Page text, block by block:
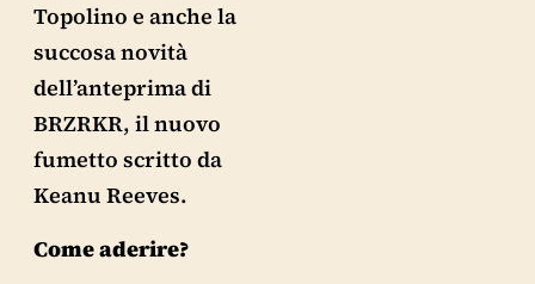
Topolino e anche la
succosa novità
dell’anteprima di
BRZRKR, il nuovo
fumetto scritto da
Keanu Reeves.
Come aderire?